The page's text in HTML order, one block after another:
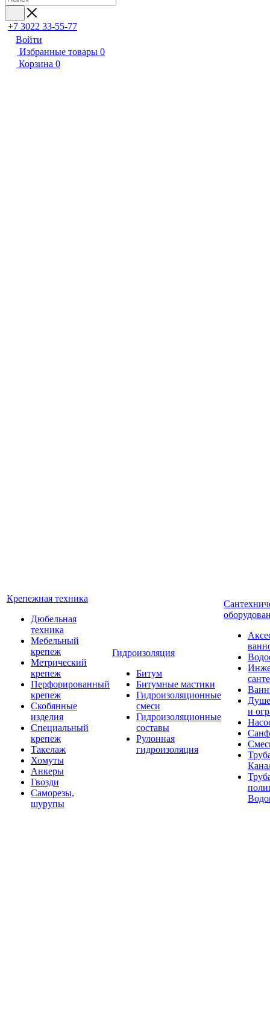
+7 3022 33-55-77
Войти
Избранные товары 0
Корзина 0
Крепежная техника
Дюбельная
техника
Мебельный
крепеж
Метрический
крепеж
Перфорированный
крепеж
Скобянные
изделия
Специальный
крепеж
Такелаж
Хомуты
Анкеры
Гвозди
Саморезы,
шурупы
Гидроизоляция
Битум
Битумные мастики
Гидроизоляционные
смеси
Гидроизоляционные
составы
Рулонная
гидроизоляция
и